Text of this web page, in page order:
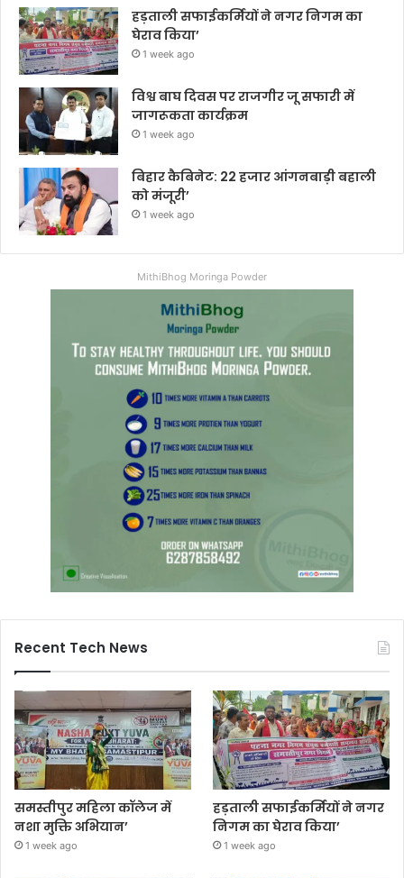
हड़ताली सफाईकर्मियों ने नगर निगम का
घेराव किया’
1 week ago
विश्व बाघ दिवस पर राजगीर जू सफारी में
जागरूकता कार्यक्रम
1 week ago
बिहार कैबिनेट: 22 हजार आंगनबाड़ी बहाली
को मंजूरी’
1 week ago
MithiBhog Moringa Powder
Recent Tech News
समस्तीपुर महिला कॉलेज में
नशा मुक्ति अभियान’
1 week ago
हड़ताली सफाईकर्मियों ने नगर
निगम का घेराव किया’
1 week ago